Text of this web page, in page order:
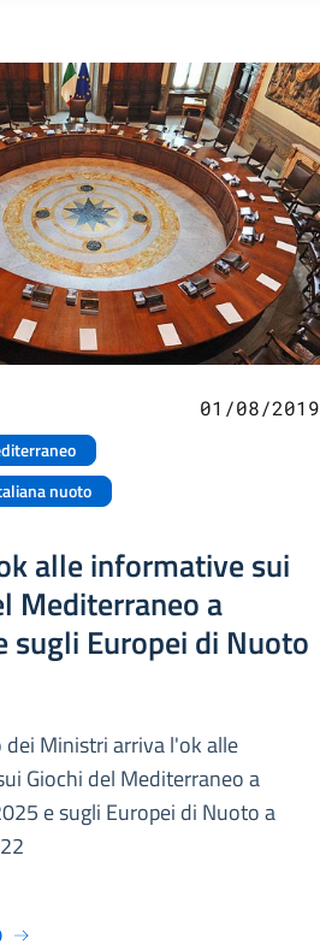
nuoto
01/08/2019
alle informative sui
Mediterraneo a
sugli Europei di Nuoto
dei Ministri arriva l'ok alle
Giochi del Mediterraneo a
e sugli Europei di Nuoto a